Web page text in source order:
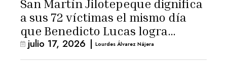
San Martín Jilotepeque dignifica
a sus 72 víctimas el mismo día
que Benedicto Lucas logra
arresto domiciliario
julio 17, 2026 | Lourdes Álvarez Nájera